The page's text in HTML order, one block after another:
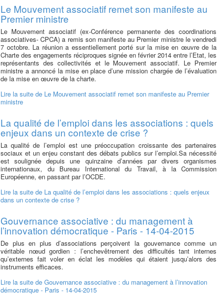
Le Mouvement associatif remet son manifeste au
Premier ministre
Le Mouvement associatif (ex-Conférence permanente des coordinations
associatives- CPCA) a remis son manifeste au Premier ministre le vendredi
7 octobre. La réunion a essentiellement porté sur la mise en œuvre de la
Charte des engagements réciproques signée en février 2014 entre l’Etat, les
représentants des collectivités et le Mouvement associatif. Le Premier
ministre a annoncé la mise en place d’une mission chargée de l’évaluation
de la mise en œuvre de la charte.
Lire la suite de Le Mouvement associatif remet son manifeste au Premier
ministre
La qualité de l’emploi dans les associations : quels
enjeux dans un contexte de crise ?
La qualité de l’emploi est une préoccupation croissante des partenaires
sociaux et un enjeu constant des débats publics sur l’emploi.Sa nécessité
est soulignée depuis une quinzaine d’années par divers organismes
internationaux, du Bureau International du Travail, à la Commission
Européenne, en passant par l’OCDE.
Lire la suite de La qualité de l’emploi dans les associations : quels enjeux
dans un contexte de crise ?
Gouvernance associative : du management à
l’innovation démocratique - Paris - 14-04-2015
De plus en plus d’associations perçoivent la gouvernance comme un
véritable nœud gordien : l’enchevêtrement des difficultés tant internes
qu’externes fait voler en éclat les modèles qui étaient jusqu’alors des
instruments efficaces.
Lire la suite de Gouvernance associative : du management à l’innovation
démocratique - Paris - 14-04-2015